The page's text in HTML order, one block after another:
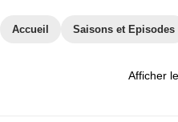
Accueil Saisons et Episodes
Afficher